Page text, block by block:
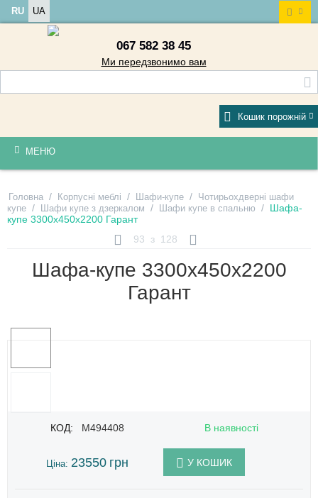
RU UA
067 582 38 45
Ми передзвонимо вам
Кошик порожній
МЕНЮ
Головна / Корпусні меблі / Шафи-купе / Чотирьохдверні шафи
купе / Шафи купе з дзеркалом / Шафи купе в спальню / Шафа-
купе 3300х450х2200 Гарант
93
з 128
Шафа-купе 3300х450х2200
Гарант
КОД: M494408 В наявності
Ціна: 23550 грн У КОШИК